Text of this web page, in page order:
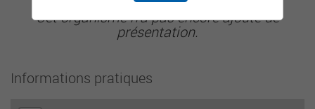
Cet organisme n'a pas encore ajouté de
présentation.
Informations pratiques